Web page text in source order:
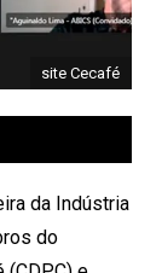
site Cecafé
da Indústria
do